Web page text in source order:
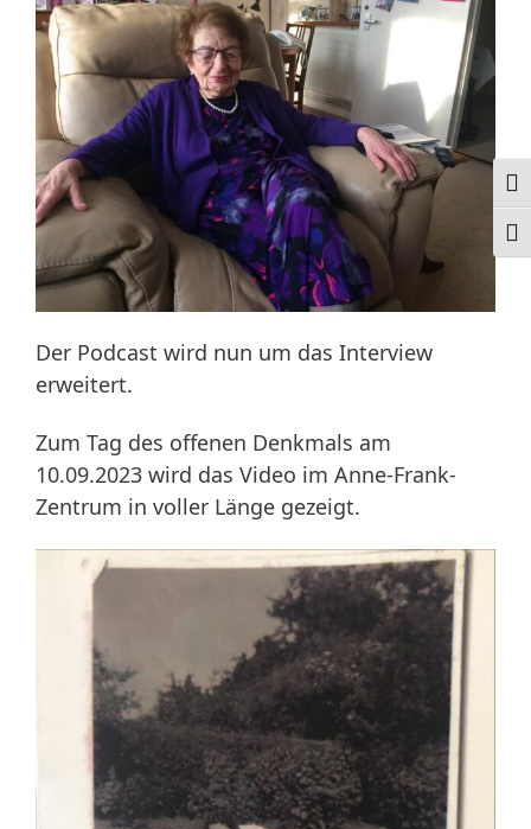
Der Podcast wird nun um das Interview
erweitert.
Zum Tag des offenen Denkmals am
10.09.2023 wird das Video im Anne-Frank-
Zentrum in voller Länge gezeigt.